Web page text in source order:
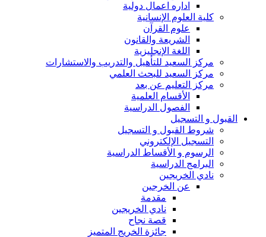
اداره اعمال دولية
كلية العلوم الإنسانية
علوم القرآن
الشريعة والقانون
اللغة الإنجليزية
مركز السعيد للتأهيل والتدريب والاستشارات
مركز السعيد للبحث العلمي
مركز التعليم عن بعد
الأقسام العلمية
الفصول الدراسية
القبول و التسجيل
شروط القبول و التسجيل
التسجيل الإلكتروني
الرسوم و الأقساط الدراسية
البرامج الدراسية
نادي الخريجين
عن الخرجين
مقدمة
نادي الخريجين
قصة نجاح
جائزة الخريج المتميز